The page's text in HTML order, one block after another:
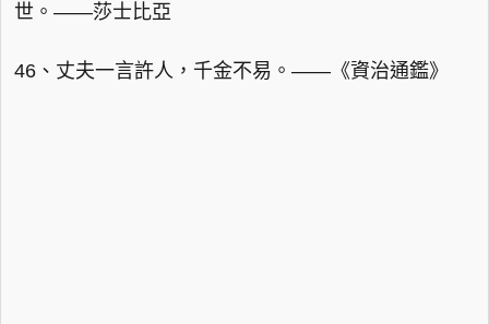
世。——莎士比亞
46、丈夫一言許人，千金不易。——《資治通鑑》